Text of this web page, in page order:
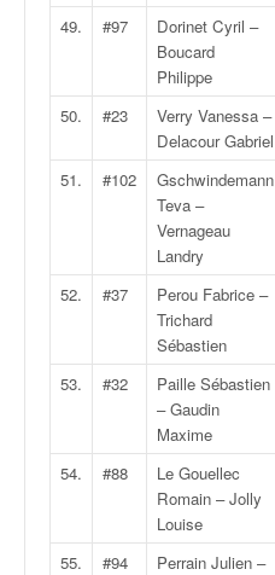
49. #97
Dorinet Cyril –
Boucard
Philippe
50. #23
Verry Vanessa –
Delacour Gabriel
51. #102
Gschwindemann
Teva –
Vernageau
Landry
52. #37
Perou Fabrice –
Trichard
Sébastien
53. #32
Paille Sébastien
– Gaudin
Maxime
54. #88
Le Gouellec
Romain – Jolly
Louise
55. #94
Perrain Julien –